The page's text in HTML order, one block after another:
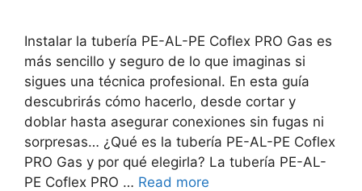
Instalar la tubería PE-AL-PE Coflex PRO Gas es
más sencillo y seguro de lo que imaginas si
sigues una técnica profesional. En esta guía
descubrirás cómo hacerlo, desde cortar y
doblar hasta asegurar conexiones sin fugas ni
sorpresas… ¿Qué es la tubería PE-AL-PE Coflex
PRO Gas y por qué elegirla? La tubería PE-AL-
PE Coflex PRO … Read more